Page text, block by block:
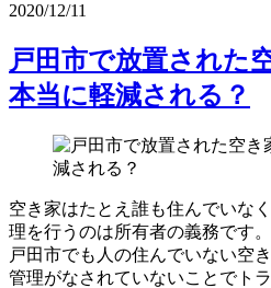
2020/12/11
戸田市で放置された
本当に軽減される？
空き家はたとえ誰も住んでいな
理を行うのは所有者の義務です。
戸田市でも人の住んでいない空
管理がなされていないことでト